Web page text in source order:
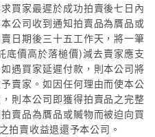
買家最遲於成功拍賣後七日內
公司收到通知拍賣品為贋品或
日期後三十五工作天，將一筆
底價高於落槌價)減去賣家應支
遇買家延遲付款，則本公司將
賣家。如因任何理由而使本公
則本公司即獲得拍賣品之完整
賣品為贋品或贓物而被迫向買
拍賣收益退還予本公司。